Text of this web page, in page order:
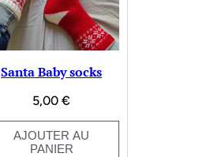
Santa Baby socks
5,00€
AJOUTER AU
PANIER